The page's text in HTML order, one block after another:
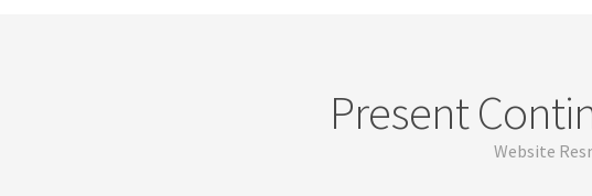
Present
Website